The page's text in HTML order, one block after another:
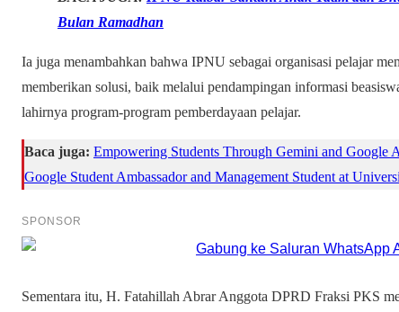
Bulan Ramadhan
Ia juga menambahkan bahwa IPNU sebagai organisasi pelajar
memberikan solusi, baik melalui pendampingan informasi
lahirnya program-program pemberdayaan pelajar.
Baca juga: Empowering Students Through Gemini and Google
Google Student Ambassador and Management Student at
SPONSOR
Sementara itu, H. Fatahillah Abrar Anggota DPRD Fraksi PKS